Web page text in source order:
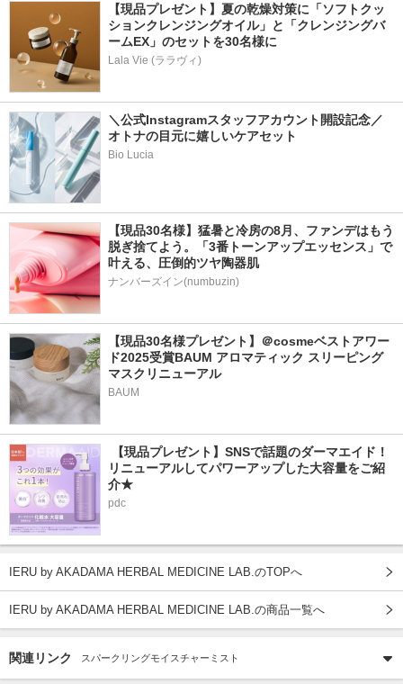
【現品プレゼント】夏の乾燥対策に「ソフトクッ
ションクレンジングオイル」と「クレンジングバ
ームEX」のセットを30名様に
Lala Vie (ララヴィ)
＼公式Instagramスタッフアカウント開設記念／
オトナの目元に嬉しいケアセット
Bio Lucia
【現品30名様】猛暑と冷房の8月、ファンデはもう
脱ぎ捨てよう。「3番トーンアップエッセンス」で
叶える、圧倒的ツヤ陶器肌
ナンバーズイン(numbuzin)
【現品30名様プレゼント】＠cosmeベストアワー
ド2025受賞BAUM アロマティック スリーピング
マスクリニューアル
BAUM
【現品プレゼント】SNSで話題のダーマエイド！
リニューアルしてパワーアップした大容量をご紹
介★
pdc
IERU by AKADAMA HERBAL MEDICINE LAB.のTOPへ
IERU by AKADAMA HERBAL MEDICINE LAB.の商品一覧へ
関連リンク スパークリングモイスチャーミスト